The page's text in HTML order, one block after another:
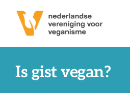
inhoud
naar:
Is gist vegan?